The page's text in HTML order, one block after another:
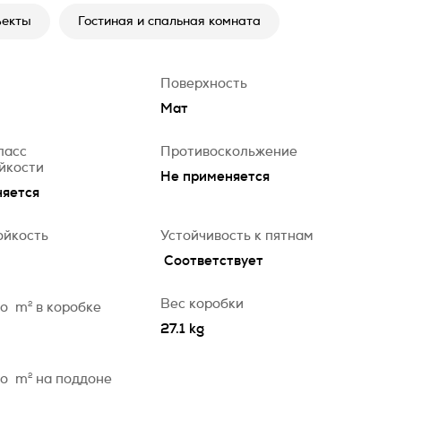
Гостиная и спальная комната
Поверхность
Мат
Противоскольжение
Не применяется
Устойчивость к пятнам
Соответствует
m2
в коробке
Вес коробки
27.1 kg
m2
на поддоне